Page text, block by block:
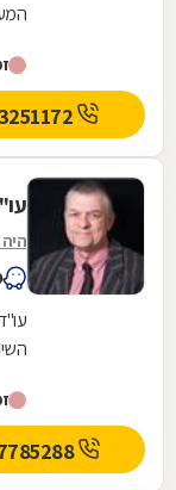
077-7785288